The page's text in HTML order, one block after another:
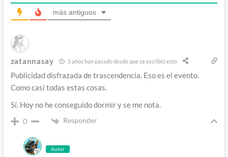
más antiguos
zatannasay 5 años han pasado desde que se escribió esto
Publicidad disfrazada de trascendencia. Eso es el evento.
Como casi todas estas cosas.
Sí. Hoy no he conseguido dormir y se me nota.
0 Responder
Autor